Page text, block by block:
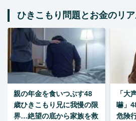
ひきこもり問題とお金のリ
親の年金を食いつぶす48
歳ひきこもり兄に我慢の限
界…絶望の底から家族を救
「大
嚇」
危険